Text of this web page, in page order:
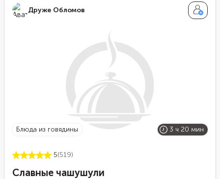
Друже Обломов
блюда из говядины 3 ч 20 мин
5(519)
Славные чашушули